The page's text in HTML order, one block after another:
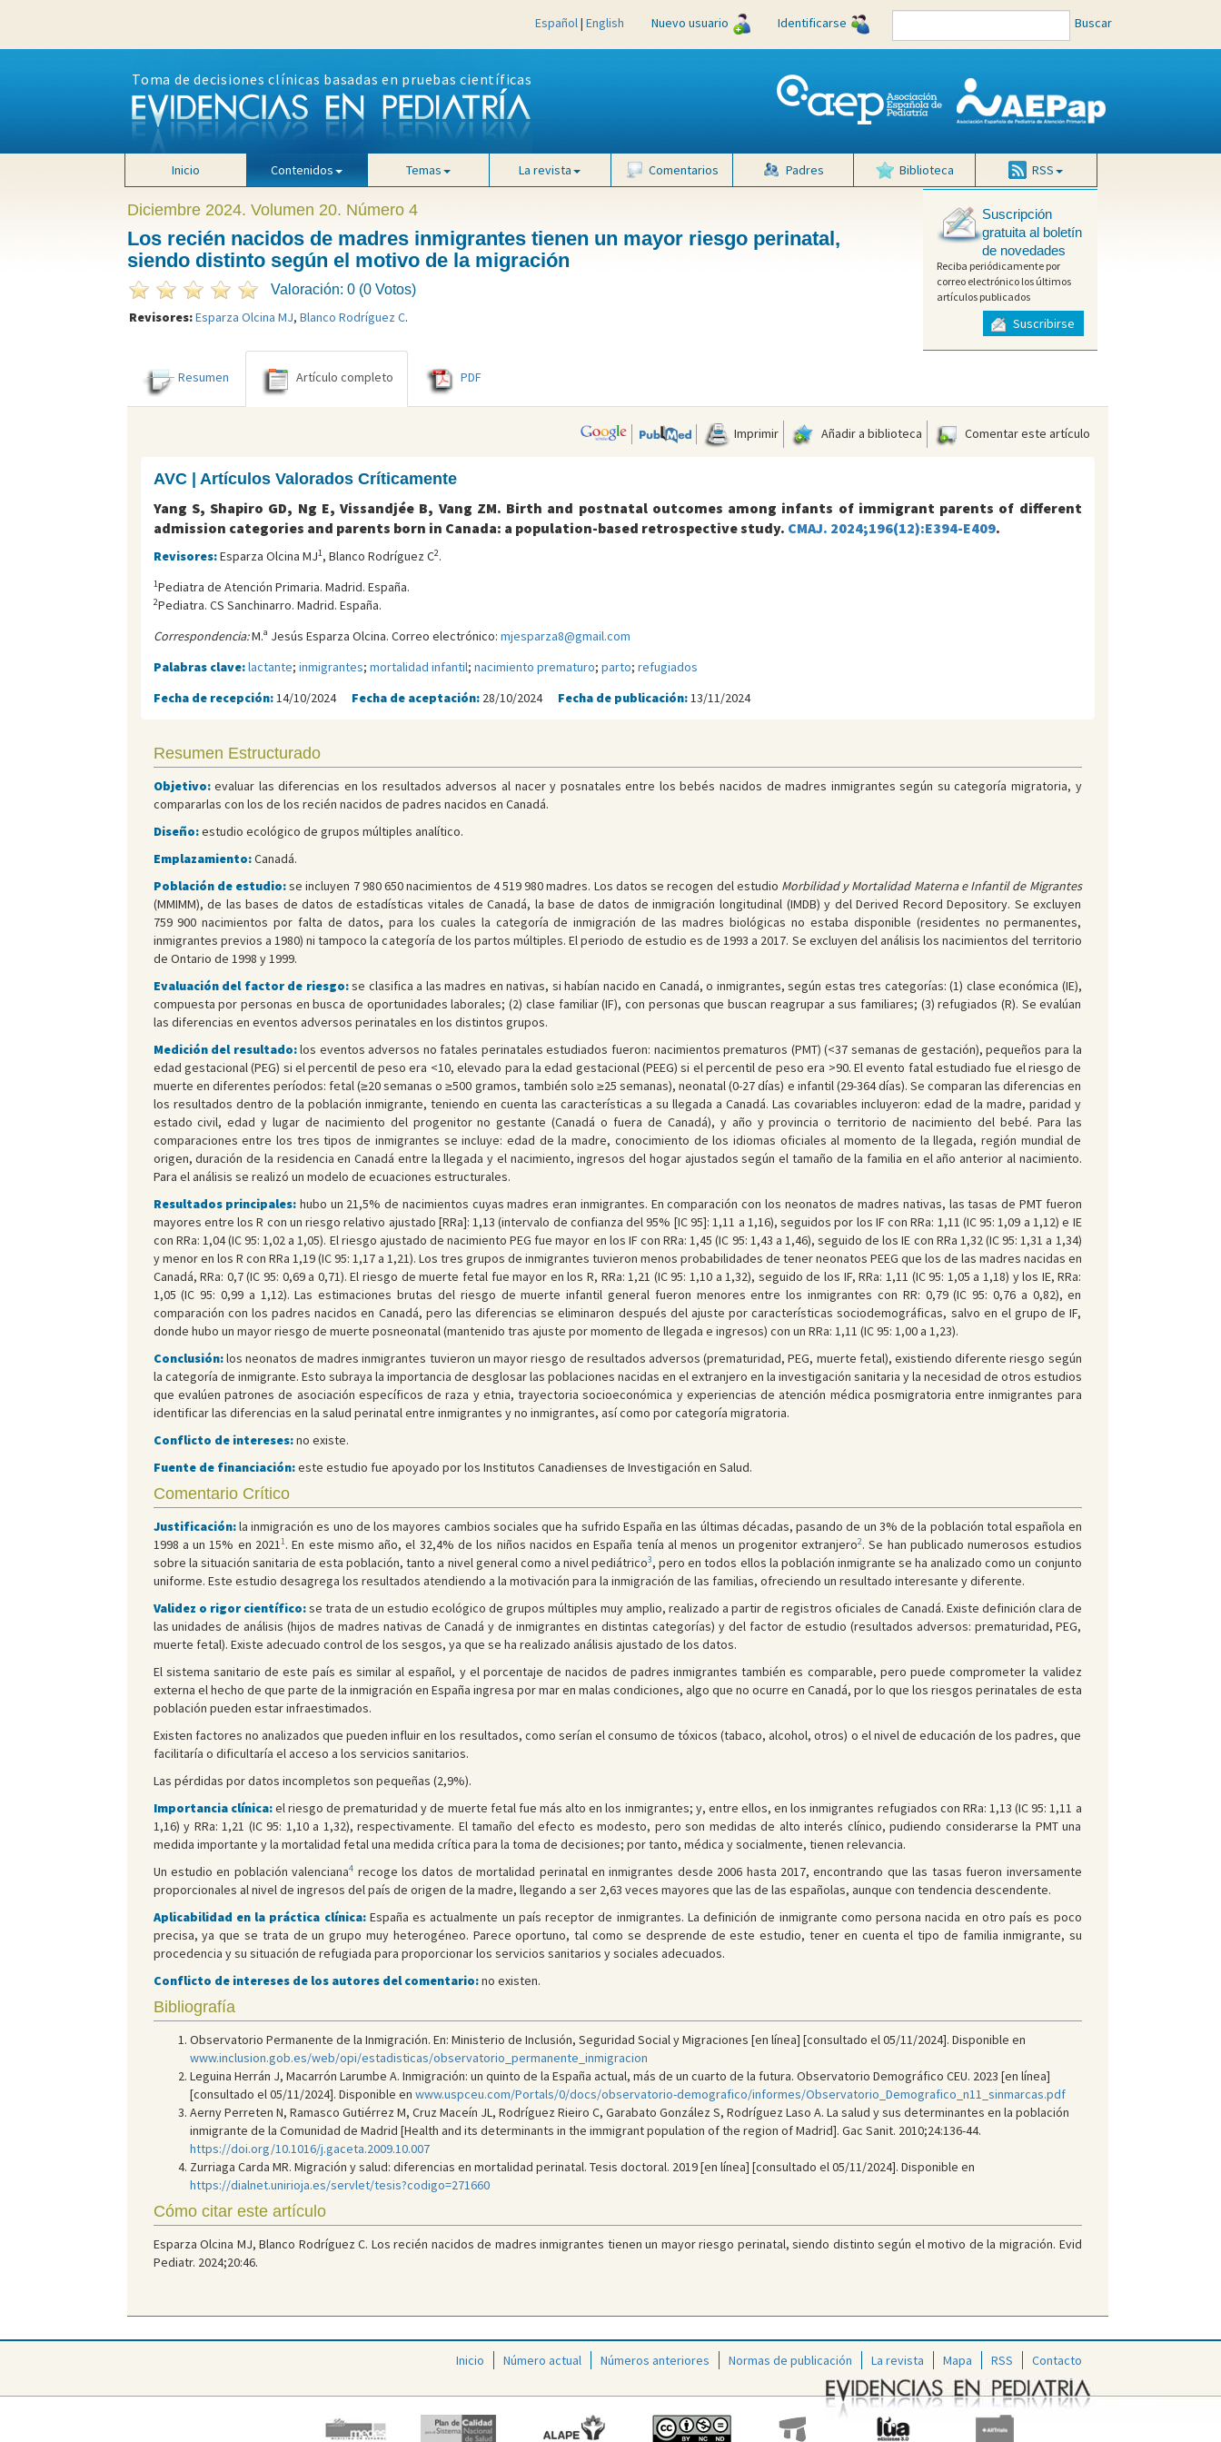
Español| English Nuevo usuario Identificarse Buscar
Toma de decisiones clínicas basadas en pruebas científicas
Inicio Contenidos Temas La revista Comentarios Padres Biblioteca RSS
Diciembre 2024. Volumen 20. Número 4
Los recién nacidos de madres inmigrantes tienen un mayor riesgo perinatal,
siendo distinto según el motivo de la migración
Valoración: 0 (0 Votos)
Revisores:Esparza Olcina MJ, Blanco Rodríguez C.
Suscripción
gratuita al boletín
de novedades
Reciba periódicamente por
correo electrónico los últimos
artículos publicados
Suscribirse
Resumen Artículo completo PDF
Imprimir Añadir a biblioteca Comentar este artículo
AVC | Artículos Valorados Críticamente
Yang S, Shapiro GD, Ng E, Vissandjée B, Vang ZM. Birth and postnatal outcomes among infants of immigrant parents of different
admission categories and parents born in Canada: a population-based retrospective study. CMAJ. 2024;196(12):E394-E409.
Revisores:Esparza Olcina MJ1, Blanco Rodríguez C2.
1Pediatra de Atención Primaria. Madrid. España.
2Pediatra. CS Sanchinarro. Madrid. España.
Correspondencia:M.ª Jesús Esparza Olcina. Correo electrónico: mjesparza8@gmail.com
Palabras clave:lactante; inmigrantes; mortalidad infantil; nacimiento prematuro; parto; refugiados
Fecha de recepción:14/10/2024 Fecha de aceptación: 28/10/2024 Fecha de publicación:13/11/2024
Resumen Estructurado
Objetivo:evaluar las diferencias en los resultados adversos al nacer y posnatales entre los bebés nacidos de madres inmigrantes según su categoría migratoria, y
compararlas con los de los recién nacidos de padres nacidos en Canadá.
Diseño:estudio ecológico de grupos múltiples analítico.
Emplazamiento:Canadá.
Población de estudio:se incluyen 7 980 650 nacimientos de 4 519 980 madres. Los datos se recogen del estudio Morbilidad y Mortalidad Materna e Infantil de Migrantes
(MMIMM), de las bases de datos de estadísticas vitales de Canadá, la base de datos de inmigración longitudinal (IMDB) y del Derived Record Depository. Se excluyen
759 900 nacimientos por falta de datos, para los cuales la categoría de inmigración de las madres biológicas no estaba disponible (residentes no permanentes,
inmigrantes previos a 1980) ni tampoco la categoría de los partos múltiples. El periodo de estudio es de 1993 a 2017. Se excluyen del análisis los nacimientos del territorio
de Ontario de 1998 y 1999.
Evaluación del factor de riesgo:se clasifica a las madres en nativas, si habían nacido en Canadá, o inmigrantes, según estas tres categorías: (1) clase económica (IE),
compuesta por personas en busca de oportunidades laborales; (2) clase familiar (IF), con personas que buscan reagrupar a sus familiares; (3) refugiados (R). Se evalúan
las diferencias en eventos adversos perinatales en los distintos grupos.
Medición del resultado:los eventos adversos no fatales perinatales estudiados fueron: nacimientos prematuros (PMT) (<37 semanas de gestación), pequeños para la
edad gestacional (PEG) si el percentil de peso era <10, elevado para la edad gestacional (PEEG) si el percentil de peso era >90. El evento fatal estudiado fue el riesgo de
muerte en diferentes períodos: fetal (≥20 semanas o ≥500 gramos, también solo ≥25 semanas), neonatal (0-27 días) e infantil (29-364 días). Se comparan las diferencias en
los resultados dentro de la población inmigrante, teniendo en cuenta las características a su llegada a Canadá. Las covariables incluyeron: edad de la madre, paridad y
estado civil, edad y lugar de nacimiento del progenitor no gestante (Canadá o fuera de Canadá), y año y provincia o territorio de nacimiento del bebé. Para las
comparaciones entre los tres tipos de inmigrantes se incluye: edad de la madre, conocimiento de los idiomas oficiales al momento de la llegada, región mundial de
origen, duración de la residencia en Canadá entre la llegada y el nacimiento, ingresos del hogar ajustados según el tamaño de la familia en el año anterior al nacimiento.
Para el análisis se realizó un modelo de ecuaciones estructurales.
Resultados principales: hubo un 21,5% de nacimientos cuyas madres eran inmigrantes. En comparación con los neonatos de madres nativas, las tasas de PMT fueron
mayores entre los R con un riesgo relativo ajustado [RRa]: 1,13 (intervalo de confianza del 95% [IC 95]: 1,11 a 1,16), seguidos por los IF con RRa: 1,11 (IC 95: 1,09 a 1,12) e IE
con RRa: 1,04 (IC 95: 1,02 a 1,05). El riesgo ajustado de nacimiento PEG fue mayor en los IF con RRa: 1,45 (IC 95: 1,43 a 1,46), seguido de los IE con RRa 1,32 (IC 95: 1,31 a 1,34)
y menor en los R con RRa 1,19 (IC 95: 1,17 a 1,21). Los tres grupos de inmigrantes tuvieron menos probabilidades de tener neonatos PEEG que los de las madres nacidas en
Canadá, RRa: 0,7 (IC 95: 0,69 a 0,71). El riesgo de muerte fetal fue mayor en los R, RRa: 1,21 (IC 95: 1,10 a 1,32), seguido de los IF, RRa: 1,11 (IC 95: 1,05 a 1,18) y los IE, RRa:
1,05 (IC 95: 0,99 a 1,12). Las estimaciones brutas del riesgo de muerte infantil general fueron menores entre los inmigrantes con RR: 0,79 (IC 95: 0,76 a 0,82), en
comparación con los padres nacidos en Canadá, pero las diferencias se eliminaron después del ajuste por características sociodemográficas, salvo en el grupo de IF,
donde hubo un mayor riesgo de muerte posneonatal (mantenido tras ajuste por momento de llegada e ingresos) con un RRa: 1,11 (IC 95: 1,00 a 1,23).
Conclusión:los neonatos de madres inmigrantes tuvieron un mayor riesgo de resultados adversos (prematuridad, PEG, muerte fetal), existiendo diferente riesgo según
la categoría de inmigrante. Esto subraya la importancia de desglosar las poblaciones nacidas en el extranjero en la investigación sanitaria y la necesidad de otros estudios
que evalúen patrones de asociación específicos de raza y etnia, trayectoria socioeconómica y experiencias de atención médica posmigratoria entre inmigrantes para
identificar las diferencias en la salud perinatal entre inmigrantes y no inmigrantes, así como por categoría migratoria.
Conflicto de intereses:no existe.
Fuente de financiación:este estudio fue apoyado por los Institutos Canadienses de Investigación en Salud.
Comentario Crítico
Justificación:la inmigración es uno de los mayores cambios sociales que ha sufrido España en las últimas décadas, pasando de un 3% de la población total española en
1998 a un 15% en 20211. En este mismo año, el 32,4% de los niños nacidos en España tenía al menos un progenitor extranjero2. Se han publicado numerosos estudios
sobre la situación sanitaria de esta población, tanto a nivel general como a nivel pediátrico3, pero en todos ellos la población inmigrante se ha analizado como un conjunto
uniforme. Este estudio desagrega los resultados atendiendo a la motivación para la inmigración de las familias, ofreciendo un resultado interesante y diferente.
Validez o rigor científico:se trata de un estudio ecológico de grupos múltiples muy amplio, realizado a partir de registros oficiales de Canadá. Existe definición clara de
las unidades de análisis (hijos de madres nativas de Canadá y de inmigrantes en distintas categorías) y del factor de estudio (resultados adversos: prematuridad, PEG,
muerte fetal). Existe adecuado control de los sesgos, ya que se ha realizado análisis ajustado de los datos.
El sistema sanitario de este país es similar al español, y el porcentaje de nacidos de padres inmigrantes también es comparable, pero puede comprometer la validez
externa el hecho de que parte de la inmigración en España ingresa por mar en malas condiciones, algo que no ocurre en Canadá, por lo que los riesgos perinatales de esta
población pueden estar infraestimados.
Existen factores no analizados que pueden influir en los resultados, como serían el consumo de tóxicos (tabaco, alcohol, otros) o el nivel de educación de los padres, que
facilitaría o dificultaría el acceso a los servicios sanitarios.
Las pérdidas por datos incompletos son pequeñas (2,9%).
Importancia clínica:el riesgo de prematuridad y de muerte fetal fue más alto en los inmigrantes; y, entre ellos, en los inmigrantes refugiados con RRa: 1,13 (IC 95: 1,11 a
1,16) y RRa: 1,21 (IC 95: 1,10 a 1,32), respectivamente. El tamaño del efecto es modesto, pero son medidas de alto interés clínico, pudiendo considerarse la PMT una
medida importante y la mortalidad fetal una medida crítica para la toma de decisiones; por tanto, médica y socialmente, tienen relevancia.
Un estudio en población valenciana4 recoge los datos de mortalidad perinatal en inmigrantes desde 2006 hasta 2017, encontrando que las tasas fueron inversamente
proporcionales al nivel de ingresos del país de origen de la madre, llegando a ser 2,63 veces mayores que las de las españolas, aunque con tendencia descendente.
Aplicabilidad en la práctica clínica:España es actualmente un país receptor de inmigrantes. La definición de inmigrante como persona nacida en otro país es poco
precisa, ya que se trata de un grupo muy heterogéneo. Parece oportuno, tal como se desprende de este estudio, tener en cuenta el tipo de familia inmigrante, su
procedencia y su situación de refugiada para proporcionar los servicios sanitarios y sociales adecuados.
Conflicto de intereses de los autores del comentario:no existen.
Bibliografía
Observatorio Permanente de la Inmigración. En: Ministerio de Inclusión, Seguridad Social y Migraciones [en línea] [consultado el 05/11/2024]. Disponible en
www.inclusion.gob.es/web/opi/estadisticas/observatorio_permanente_inmigracion
Leguina Herrán J, Macarrón Larumbe A. Inmigración: un quinto de la España actual, más de un cuarto de la futura. Observatorio Demográfico CEU. 2023 [en línea]
[consultado el 05/11/2024]. Disponible en www.uspceu.com/Portals/0/docs/observatorio-demografico/informes/Observatorio_Demografico_n11_sinmarcas.pdf
Aerny Perreten N, Ramasco Gutiérrez M, Cruz Maceín JL, Rodríguez Rieiro C, Garabato González S, Rodríguez Laso A. La salud y sus determinantes en la población
inmigrante de la Comunidad de Madrid [Health and its determinants in the immigrant population of the region of Madrid]. Gac Sanit. 2010;24:136-44.
https://doi.org/10.1016/j.gaceta.2009.10.007
Zurriaga Carda MR. Migración y salud: diferencias en mortalidad perinatal. Tesis doctoral. 2019 [en línea] [consultado el 05/11/2024]. Disponible en
https://dialnet.unirioja.es/servlet/tesis?codigo=271660
Cómo citar este artículo
Esparza Olcina MJ, Blanco Rodríguez C. Los recién nacidos de madres inmigrantes tienen un mayor riesgo perinatal, siendo distinto según el motivo de la migración. Evid
Pediatr. 2024;20:46.
Inicio Número actual Números anteriores Normas de publicación La revista Mapa RSS Contacto